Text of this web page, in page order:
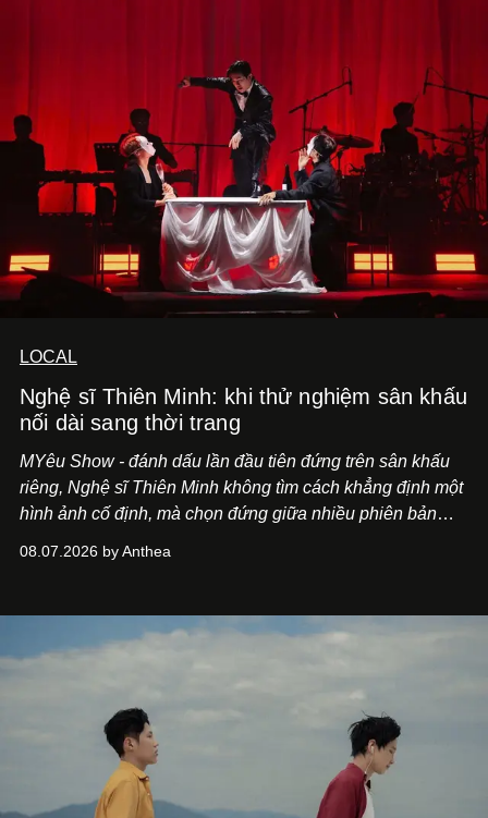
LOCAL
Nghệ sĩ Thiên Minh: khi thử nghiệm sân khấu
nối dài sang thời trang
MYêu Show - đánh dấu lần đầu tiên đứng trên sân khấu
riêng, Nghệ sĩ Thiên Minh không tìm cách khẳng định một
hình ảnh cố định, mà chọn đứng giữa nhiều phiên bản
một bộ suit lụa - như một cách "take the risk" khác, ngoài
08.07.2026 by Anthea